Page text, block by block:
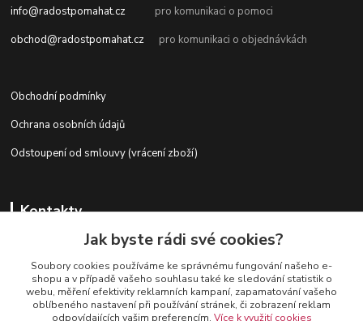
info@radostpomahat.cz pro komunikaci o pomoci
obchod@radostpomahat.cz pro komunikaci o objednávkách
Obchodní podmínky
Ochrana osobních údajů
Odstoupení od smlouvy (vrácení zboží)
Kontakty
+420 728 727 761
Jak byste rádi své cookies?
Soubory cookies používáme ke správnému fungování našeho e-
shopu a v případě vašeho souhlasu také ke sledování statistik o
webu, měření efektivity reklamních kampaní, zapamatování vašeho
oblíbeného nastavení při používání stránek, či zobrazení reklam
odpovídajících vašim preferencím. Více k využití cookies